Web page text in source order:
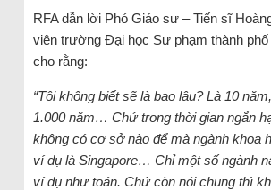
RFA dẫn lời Phó Giáo sư – Tiến sĩ
viên trường Đại học Sư phạm thành phố
cho rằng:
“Tôi không biết sẽ là bao lâu? Là 10
1.000 năm… Chứ trong thời gian ngắn
không có cơ sở nào để mà ngành khoa
ví dụ là Singapore… Chỉ một số ngành
ví dụ như toán. Chứ còn nói chung thì